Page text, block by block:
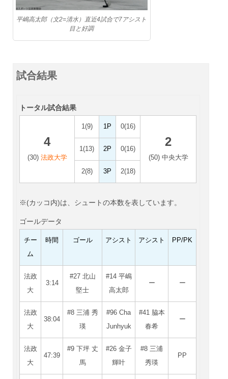
平嶋高太郎（文2=清水）直近4試合で7アシスト
目と好調
試合結果
トータル試合結果
4
(30)法政大学
1(9) 1P 0(16)
2
(50) 中央大学
1(13) 2P 0(16)
2(8) 3P 2(18)
※(カッコ内)は、シュートの本数を表しています。
ゴールデータ
チー
ム
時間 ゴール アシスト アシスト PP/PK
法政
大
3:14
#27 北山
堅士
#14 平嶋
高太郎
ー ー
法政
大
38:04
#8 三浦 秀
瑛
#96 Cha
Junhyuk
#41 脇本
春希
ー
法政
大
47:39
#9 下坪 丈
馬
#26 金子
輝叶
#8 三浦
秀瑛
PP